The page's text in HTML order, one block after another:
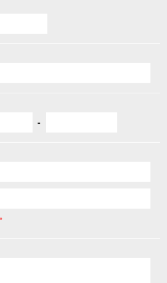
-